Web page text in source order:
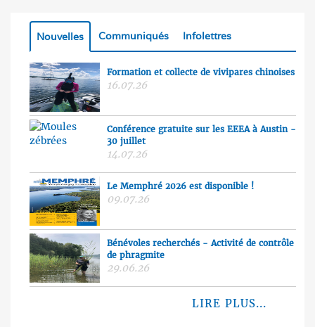
Nouvelles Communiqués Infolettres
Formation et collecte de vivipares chinoises
16.07.26
Conférence gratuite sur les EEEA à Austin -
30 juillet
14.07.26
Le Memphré 2026 est disponible !
09.07.26
Bénévoles recherchés - Activité de contrôle
de phragmite
29.06.26
LIRE PLUS...